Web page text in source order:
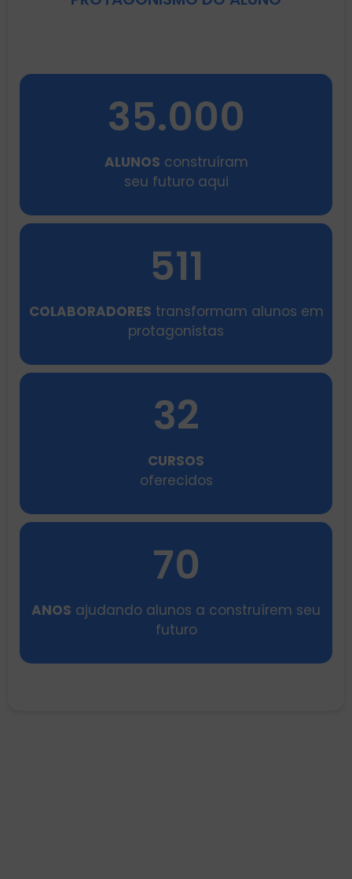
35.000
ALUNOS construíram
seu futuro aqui
511
COLABORADORES transformam alunos em
protagonistas
32
CURSOS
oferecidos
70
ANOS ajudando alunos a construírem seu
futuro